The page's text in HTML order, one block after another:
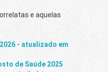
e aquelas
- atualizado em
de Saúde 2025